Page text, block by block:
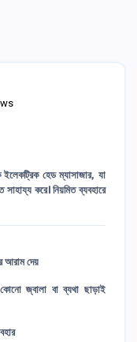
হেড ম্যাসাজার, যা
করে। নিয়মিত ব্যবহারে
আরাম দেয়
জ্বালা বা ব্যথা ছাড়াই